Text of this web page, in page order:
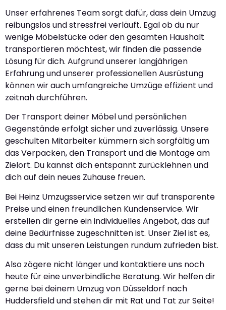
Unser erfahrenes Team sorgt dafür, dass dein Umzug
reibungslos und stressfrei verläuft. Egal ob du nur
wenige Möbelstücke oder den gesamten Haushalt
transportieren möchtest, wir finden die passende
Lösung für dich. Aufgrund unserer langjährigen
Erfahrung und unserer professionellen Ausrüstung
können wir auch umfangreiche Umzüge effizient und
zeitnah durchführen.
Der Transport deiner Möbel und persönlichen
Gegenstände erfolgt sicher und zuverlässig. Unsere
geschulten Mitarbeiter kümmern sich sorgfältig um
das Verpacken, den Transport und die Montage am
Zielort. Du kannst dich entspannt zurücklehnen und
dich auf dein neues Zuhause freuen.
Bei Heinz Umzugsservice setzen wir auf transparente
Preise und einen freundlichen Kundenservice. Wir
erstellen dir gerne ein individuelles Angebot, das auf
deine Bedürfnisse zugeschnitten ist. Unser Ziel ist es,
dass du mit unseren Leistungen rundum zufrieden bist.
Also zögere nicht länger und kontaktiere uns noch
heute für eine unverbindliche Beratung. Wir helfen dir
gerne bei deinem Umzug von Düsseldorf nach
Huddersfield und stehen dir mit Rat und Tat zur Seite!